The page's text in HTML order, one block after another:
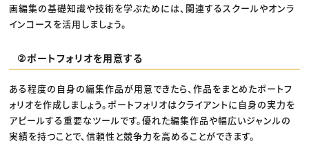
画編集の基礎知識や技術を学ぶためには、関連するスクールやオンラ
インコースを活用しましょう。
②ポートフォリオを用意する
ある程度の自身の編集作品が用意できたら、作品をまとめたポートフ
ォリオを作成しましょう。ポートフォリオはクライアントに自身の実力を
アピールする重要なツールです。優れた編集作品や幅広いジャンルの
実績を持つことで、信頼性と競争力を高めることができます。